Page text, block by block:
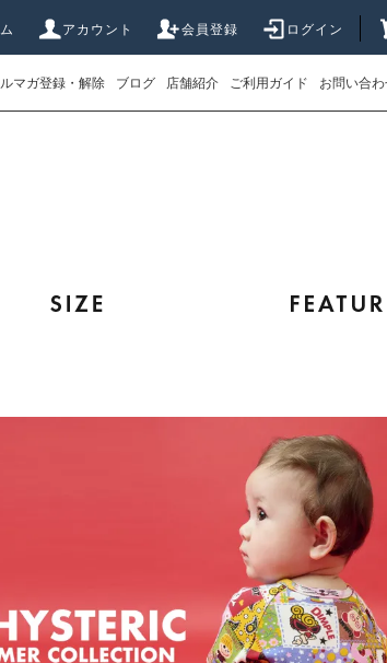
アカウント 会員登録 ログイン
マガ登録・解除 ブログ 店舗紹介 ご利用ガイド お問い合